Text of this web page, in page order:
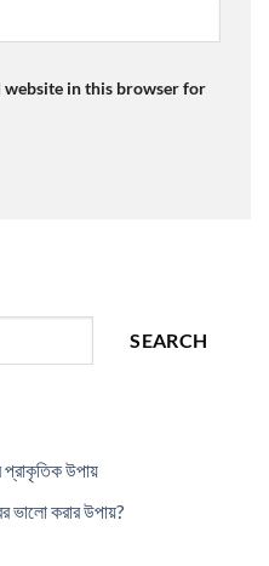
website in this browser for
SEARCH
প্রাকৃতিক উপায়
ভালো করার উপায়?